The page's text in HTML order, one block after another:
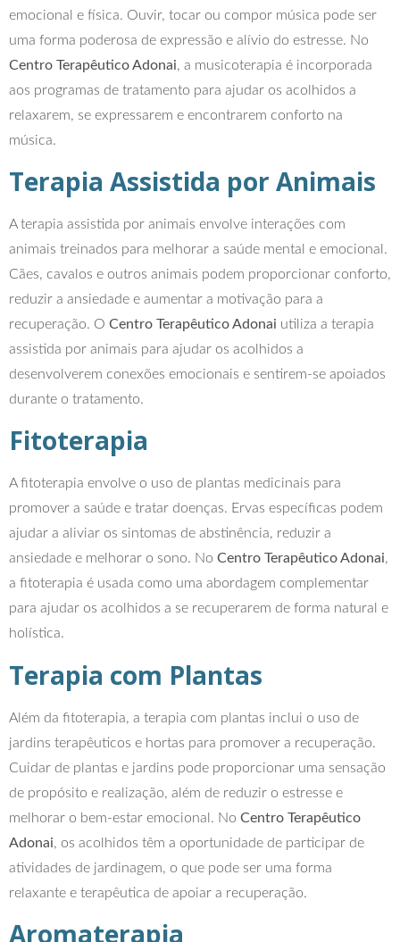
emocional e física. Ouvir, tocar ou compor música pode ser
uma forma poderosa de expressão e alívio do estresse. No
Centro Terapêutico Adonai, a musicoterapia é incorporada
aos programas de tratamento para ajudar os acolhidos a
relaxarem, se expressarem e encontrarem conforto na
música.
Terapia Assistida por Animais
A terapia assistida por animais envolve interações com
animais treinados para melhorar a saúde mental e emocional.
Cães, cavalos e outros animais podem proporcionar conforto,
reduzir a ansiedade e aumentar a motivação para a
recuperação. O Centro Terapêutico Adonai utiliza a terapia
assistida por animais para ajudar os acolhidos a
desenvolverem conexões emocionais e sentirem-se apoiados
durante o tratamento.
Fitoterapia
A fitoterapia envolve o uso de plantas medicinais para
promover a saúde e tratar doenças. Ervas específicas podem
ajudar a aliviar os sintomas de abstinência, reduzir a
ansiedade e melhorar o sono. No Centro Terapêutico Adonai,
a fitoterapia é usada como uma abordagem complementar
para ajudar os acolhidos a se recuperarem de forma natural e
holística.
Terapia com Plantas
Além da fitoterapia, a terapia com plantas inclui o uso de
jardins terapêuticos e hortas para promover a recuperação.
Cuidar de plantas e jardins pode proporcionar uma sensação
de propósito e realização, além de reduzir o estresse e
melhorar o bem-estar emocional. No Centro Terapêutico
Adonai, os acolhidos têm a oportunidade de participar de
atividades de jardinagem, o que pode ser uma forma
relaxante e terapêutica de apoiar a recuperação.
Aromaterapia